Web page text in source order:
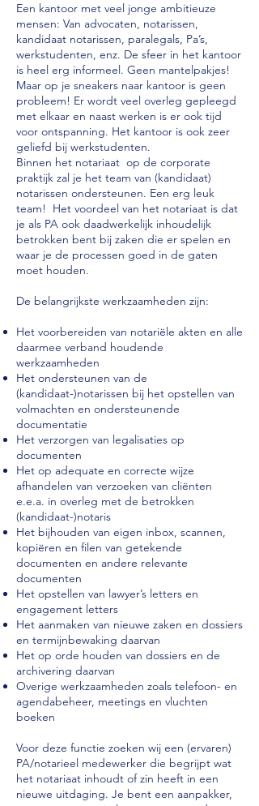
Een kantoor met veel jonge ambitieuze
mensen: Van advocaten, notarissen,
kandidaat notarissen, paralegals, Pa’s,
werkstudenten, enz. De sfeer in het kantoor
is heel erg informeel. Geen mantelpakjes!
Maar op je sneakers naar kantoor is geen
probleem! Er wordt veel overleg gepleegd
met elkaar en naast werken is er ook tijd
voor ontspanning. Het kantoor is ook zeer
geliefd bij werkstudenten.
Binnen het notariaat op de corporate
praktijk zal je het team van (kandidaat)
notarissen ondersteunen. Een erg leuk
team! Het voordeel van het notariaat is dat
je als PA ook daadwerkelijk inhoudelijk
betrokken bent bij zaken die er spelen en
waar je de processen goed in de gaten
moet houden.
De belangrijkste werkzaamheden zijn:
Het voorbereiden van notariële akten en alle
daarmee verband houdende
werkzaamheden
Het ondersteunen van de
(kandidaat-)notarissen bij het opstellen van
volmachten en ondersteunende
documentatie
Het verzorgen van legalisaties op
documenten
Het op adequate en correcte wijze
afhandelen van verzoeken van cliënten
e.e.a. in overleg met de betrokken
(kandidaat-)notaris
Het bijhouden van eigen inbox, scannen,
kopiëren en filen van getekende
documenten en andere relevante
documenten
Het opstellen van lawyer’s letters en
engagement letters
Het aanmaken van nieuwe zaken en dossiers
en termijnbewaking daarvan
Het op orde houden van dossiers en de
archivering daarvan
Overige werkzaamheden zoals telefoon- en
agendabeheer, meetings en vluchten
boeken
Voor deze functie zoeken wij een (ervaren)
PA/notarieel medewerker die begrijpt wat
het notariaat inhoudt of zin heeft in een
nieuwe uitdaging. Je bent een aanpakker,